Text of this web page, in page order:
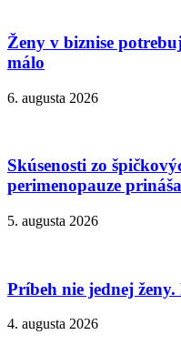
Ženy v biznise
málo
6. augusta 2026
Skúsenosti zo
perimenopauze
5. augusta 2026
Príbeh nie jednej
4. augusta 2026